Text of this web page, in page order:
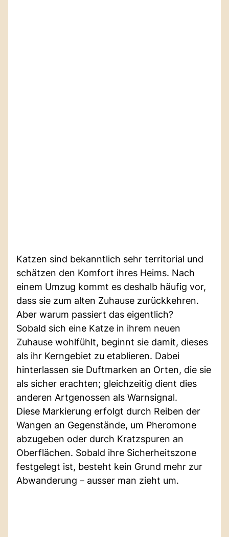
Katzen sind bekanntlich sehr territorial und
schätzen den Komfort ihres Heims. Nach
einem Umzug kommt es deshalb häufig vor,
dass sie zum alten Zuhause zurückkehren.
Aber warum passiert das eigentlich?
Sobald sich eine Katze in ihrem neuen
Zuhause wohlfühlt, beginnt sie damit, dieses
als ihr Kerngebiet zu etablieren. Dabei
hinterlassen sie Duftmarken an Orten, die sie
als sicher erachten; gleichzeitig dient dies
anderen Artgenossen als Warnsignal.
Diese Markierung erfolgt durch Reiben der
Wangen an Gegenstände, um Pheromone
abzugeben oder durch Kratzspuren an
Oberflächen. Sobald ihre Sicherheitszone
festgelegt ist, besteht kein Grund mehr zur
Abwanderung – ausser man zieht um.